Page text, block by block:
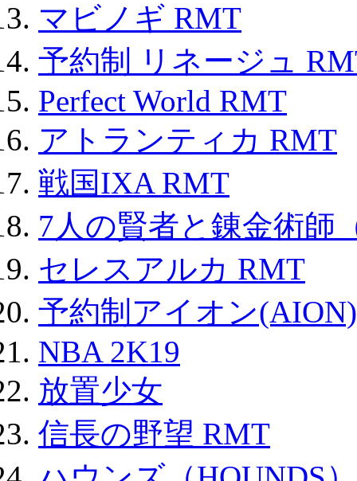
マビノギ RMT
予約制 リネージュ
Perfect World RMT
アトランティカ RMT
戦国IXA RMT
7人の賢者と錬金術師
セレスアルカ RMT
予約制アイオン
NBA 2K19
放置少女
信長の野望 RMT